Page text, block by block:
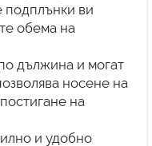
ви
обема на
дължина и могат
носене на
на
и удобно